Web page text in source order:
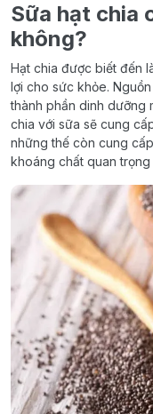
Sữa hạt chia
không?
Hạt chia được biết đến
lợi cho sức khỏe.
thành phần dinh dưỡng
chia với sữa sẽ cung
những thế còn cung
khoáng chất quan